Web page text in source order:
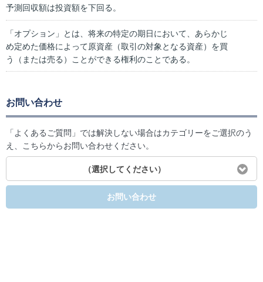
予測回収額は投資額を下回る。
「オプション」とは、将来の特定の期日において、あらかじ
め定めた価格によって原資産（取引の対象となる資産）を買
う（または売る）ことができる権利のことである。
お問い合わせ
「よくあるご質問」では解決しない場合はカテゴリーをご選択のう
え、こちらからお問い合わせください。
（選択してください）
お問い合わせ